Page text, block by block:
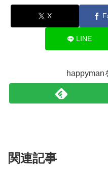
X
LINE
happyman
関連記事